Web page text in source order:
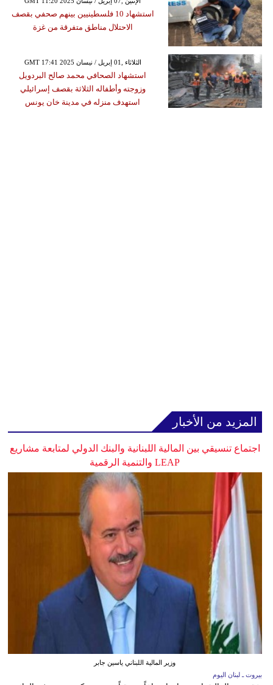
استشهاد 10 فلسطينيين بينهم صحفي بقصف
الاحتلال مناطق متفرقة من غزة
GMT 17:41 2025 الثلاثاء ,01 إبريل / نيسان
استشهاد الصحافي محمد صالح البردويل
وزوجته وأطفاله الثلاثة بقصف إسرائيلي
استهدف منزله في مدينة خان يونس
المزيد من الأخبار
اجتماع تنسيقي بين المالية اللبنانية والبنك الدولي لمتابعة مشاريع
LEAP والتنمية الرقمية
وزير المالية اللبناني ياسين جابر
بيروت ـ لبنان اليوم